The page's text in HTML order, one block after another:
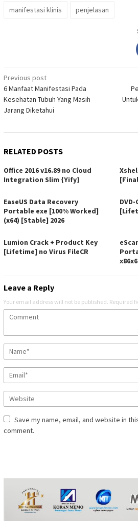
manifestasi klinis penjelasan
Post
navigation
Previous post
6 Manfaat Manifestasi Pada
Kesehatan Tubuh Yang Masih
Jarang Diketahui
RELATED POSTS
Office 2016 v16.89 no Cloud
Integration Slim {Yify}
EaseUS Data Recovery
Portable exe [100% Worked]
(x64) [Stable] 2026
Lumion Crack + Product Key
[Lifetime] no Virus FileCR
Leave a Reply
Your email address will not be published. Required
Save my name, email, and website in
comment.